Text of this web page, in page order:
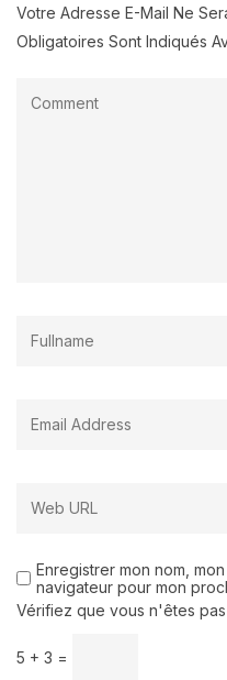
Votre Adresse E-Mail Ne
Obligatoires Sont Indiqués
Enregistrer mon nom,
navigateur pour mon
Vérifiez que vous n'êtes
5 + 3 =